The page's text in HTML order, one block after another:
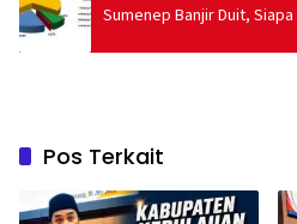
Sumenep Banjir Duit,
Pos Terkait